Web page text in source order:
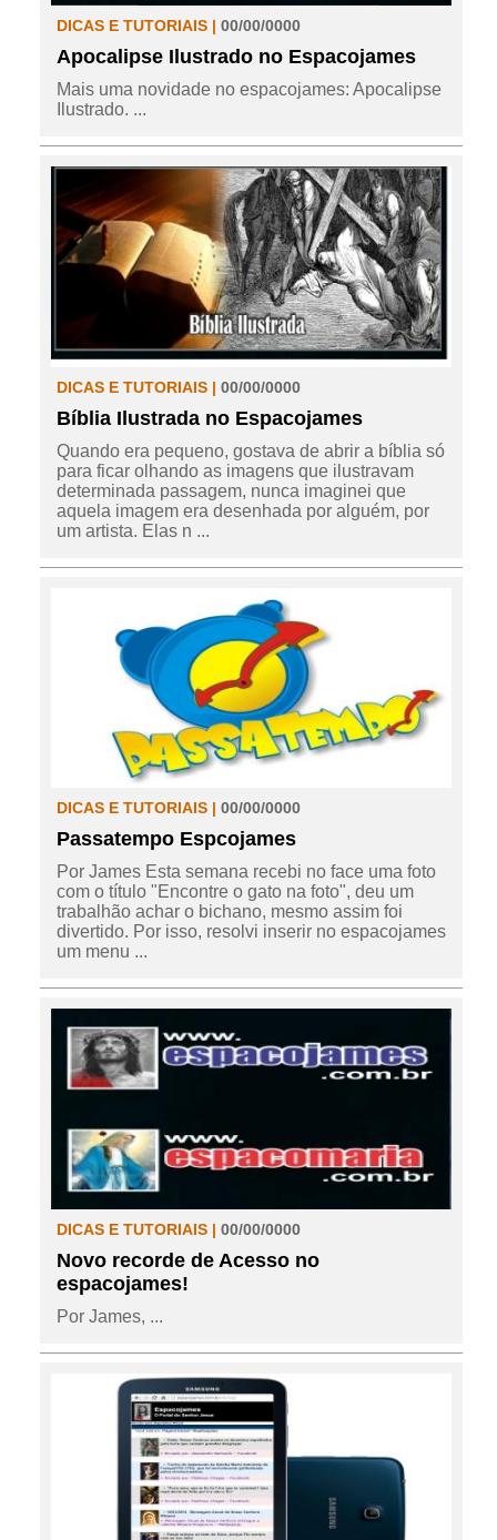
DICAS E TUTORIAIS | 00/00/0000
Apocalipse Ilustrado no Espacojames
Mais uma novidade no espacojames: Apocalipse
Ilustrado. ...
DICAS E TUTORIAIS | 00/00/0000
Bíblia Ilustrada no Espacojames
Quando era pequeno, gostava de abrir a bíblia só
para ficar olhando as imagens que ilustravam
determinada passagem, nunca imaginei que
aquela imagem era desenhada por alguém, por
um artista. Elas n ...
DICAS E TUTORIAIS | 00/00/0000
Passatempo Espcojames
Por James Esta semana recebi no face uma foto
com o título "Encontre o gato na foto", deu um
trabalhão achar o bichano, mesmo assim foi
divertido. Por isso, resolvi inserir no espacojames
um menu ...
DICAS E TUTORIAIS | 00/00/0000
Novo recorde de Acesso no
espacojames!
Por James, ...